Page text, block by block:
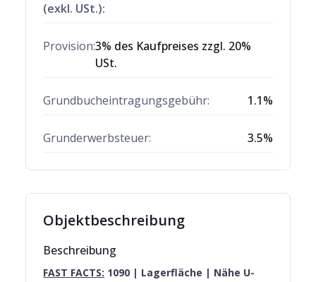
(exkl. USt.):
Provision:3% des Kaufpreises zzgl. 20%
USt.
Grundbucheintragungsgebühr: 1.1%
Grunderwerbsteuer: 3.5%
Objektbeschreibung
Beschreibung
FAST FACTS: 1090 | Lagerfläche | Nähe U-